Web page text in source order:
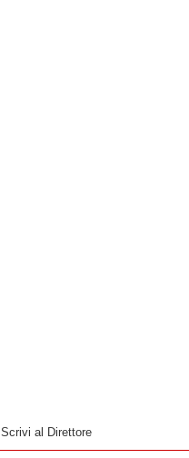
Scrivi al Direttore